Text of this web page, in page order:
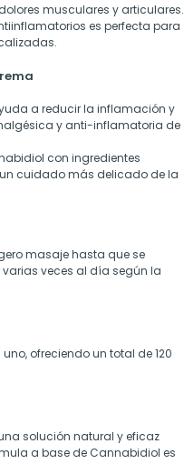
musculares y articulares.
es perfecta para
a reducir la inflamación y
y anti-inflamatoria de
con ingredientes
cuidado más delicado de la
masaje hasta que se
veces al día según la
ofreciendo un total de 120
solución natural y eficaz
a base de Cannabidiol es